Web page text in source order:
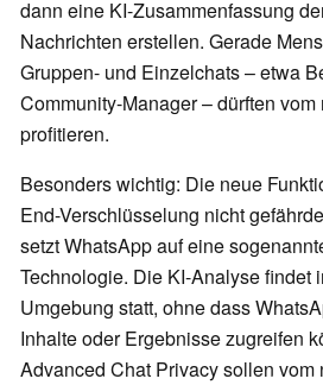
dann eine KI-Zusammenfassung
Nachrichten erstellen. Gerade
Gruppen- und Einzelchats – etwa
Community-Manager – dürften
profitieren.
Besonders wichtig: Die neue
End-Verschlüsselung nicht
setzt WhatsApp auf eine
Technologie. Die KI-Analyse findet
Umgebung statt, ohne dass
Inhalte oder Ergebnisse zugreifen
Advanced Chat Privacy sollen vom